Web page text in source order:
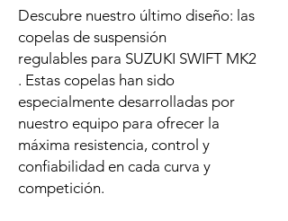
Descubre nuestro último diseño: las
copelas de suspensión
regulables para SUZUKI SWIFT MK2
. Estas copelas han sido
especialmente desarrolladas por
nuestro equipo para ofrecer la
máxima resistencia, control y
confiabilidad en cada curva y
competición.